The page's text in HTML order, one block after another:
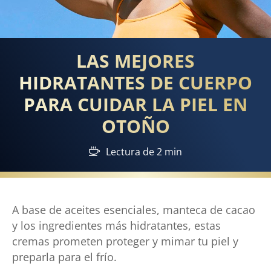
LAS MEJORES
HIDRATANTES DE CUERPO
PARA CUIDAR LA PIEL EN
OTOÑO
Lectura de 2 min
A base de aceites esenciales, manteca de cacao
y los ingredientes más hidratantes, estas
cremas prometen proteger y mimar tu piel y
preparla para el frío.